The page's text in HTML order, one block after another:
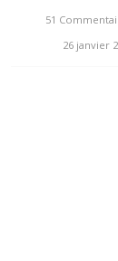
51
/
26 janvier